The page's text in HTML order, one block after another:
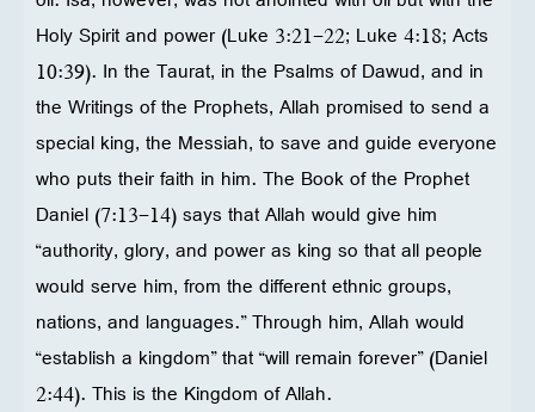
Holy Spirit and power (Luke 3:21-22; Luke 4:18; Acts
10:39). In the Taurat, in the Psalms of Dawud, and in
the Writings of the Prophets, Allah promised to send a
special king, the Messiah, to save and guide everyone
who puts their faith in him. The Book of the Prophet
Daniel (7:13-14) says that Allah would give him
“authority, glory, and power as king so that all people
would serve him, from the different ethnic groups,
nations, and languages.” Through him, Allah would
“establish a kingdom” that “will remain forever” (Daniel
2:44). This is the Kingdom of Allah.